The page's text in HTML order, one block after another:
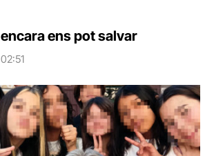
encara ens pot salvar